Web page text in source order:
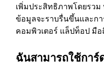
เพิ่มประสิทธิภาพโดยรว
ข้อมูลจะราบรื่นขึ้นและก
คอมพิวเตอร์ แล็ปท็อป มื
ฉันสามารถใช้การ์